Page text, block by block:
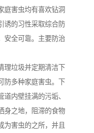
庭害虫均有喜欢钻洞
诱的习性采取综合防
安全可靠。主要防治
理垃圾并定期清洁下
防多种家庭害虫。下
内壁挂满的污垢、
身之地，阻滞的食物
为害虫的之所，并且